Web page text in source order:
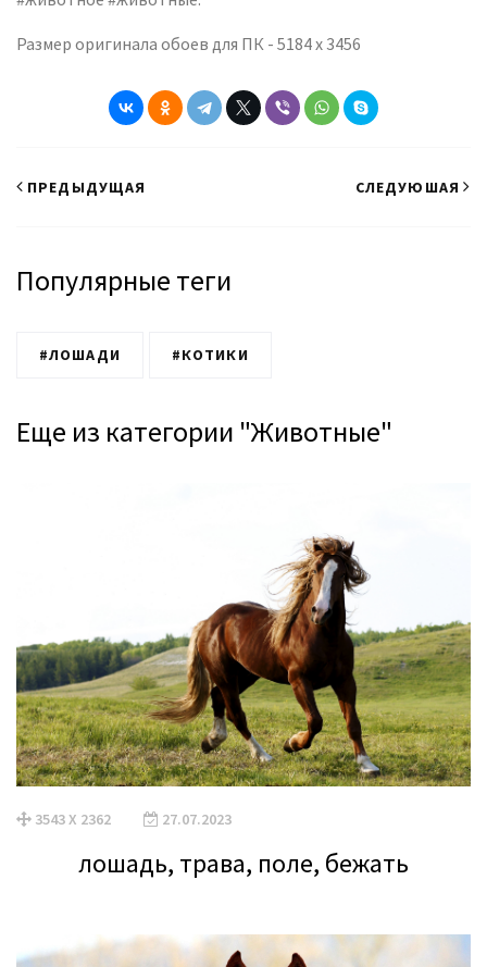
Размер оригинала обоев для ПК - 5184 x 3456
ПРЕДЫДУЩАЯ СЛЕДУЮШАЯ
Популярные теги
#ЛОШАДИ #КОТИКИ
Еще из категории "Животные"
3543 X 2362 27.07.2023
лошадь, трава, поле, бежать